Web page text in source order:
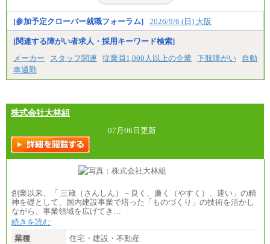
[参加予定クローバー就職フォーラム] 2026/9/6 (日) 大阪
[関連する障がい者求人・採用キーワード検索]
メーカー
スタッフ関連 従業員1,000人以上の企業 下肢障がい
自動
車通勤
株式会社大林組
07月06日更新
創業以来、「 三箴（さんしん）－良く、廉く（やすく）、速い」の精
神を礎として、国内建設事業で培った「ものづくり」の技術を活かし
ながら、事業領域を広げてき…
続きを読む
業種
住宅・建設・不動産